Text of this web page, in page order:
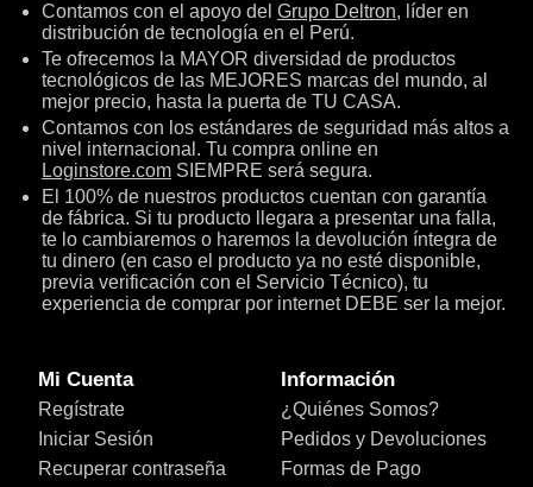
Contamos con el apoyo del Grupo Deltron, líder en
distribución de tecnología en el Perú.
Te ofrecemos la MAYOR diversidad de productos
tecnológicos de las MEJORES marcas del mundo, al
mejor precio, hasta la puerta de TU CASA.
Contamos con los estándares de seguridad más altos a
nivel internacional. Tu compra online en
Loginstore.com SIEMPRE será segura.
El 100% de nuestros productos cuentan con garantía
de fábrica. Si tu producto llegara a presentar una falla,
te lo cambiaremos o haremos la devolución íntegra de
tu dinero (en caso el producto ya no esté disponible,
previa verificación con el Servicio Técnico), tu
experiencia de comprar por internet DEBE ser la mejor.
Mi Cuenta
Regístrate
Iniciar Sesión
Recuperar contraseña
Información
¿Quiénes Somos?
Pedidos y Devoluciones
Formas de Pago